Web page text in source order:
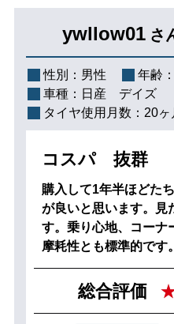
ywllow01 さ
性別： 男性 年齢：
車種： 日産 デイズ
タイヤ使用月数： 20ヶ
コスパ 抜群
購入して1年半ほどた
が良いと思います。見
す。乗り心地、コーナ
摩耗性とも標準的です。
総合評価